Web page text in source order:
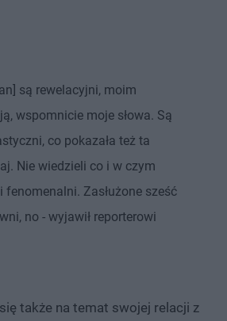
są rewelacyjni, moim
wspomnicie moje słowa. Są
co pokazała też ta
Nie wiedzieli co i w czym
fenomenalni. Zasłużone sześć
no - wyjawił reporterowi
także na temat swojej relacji z